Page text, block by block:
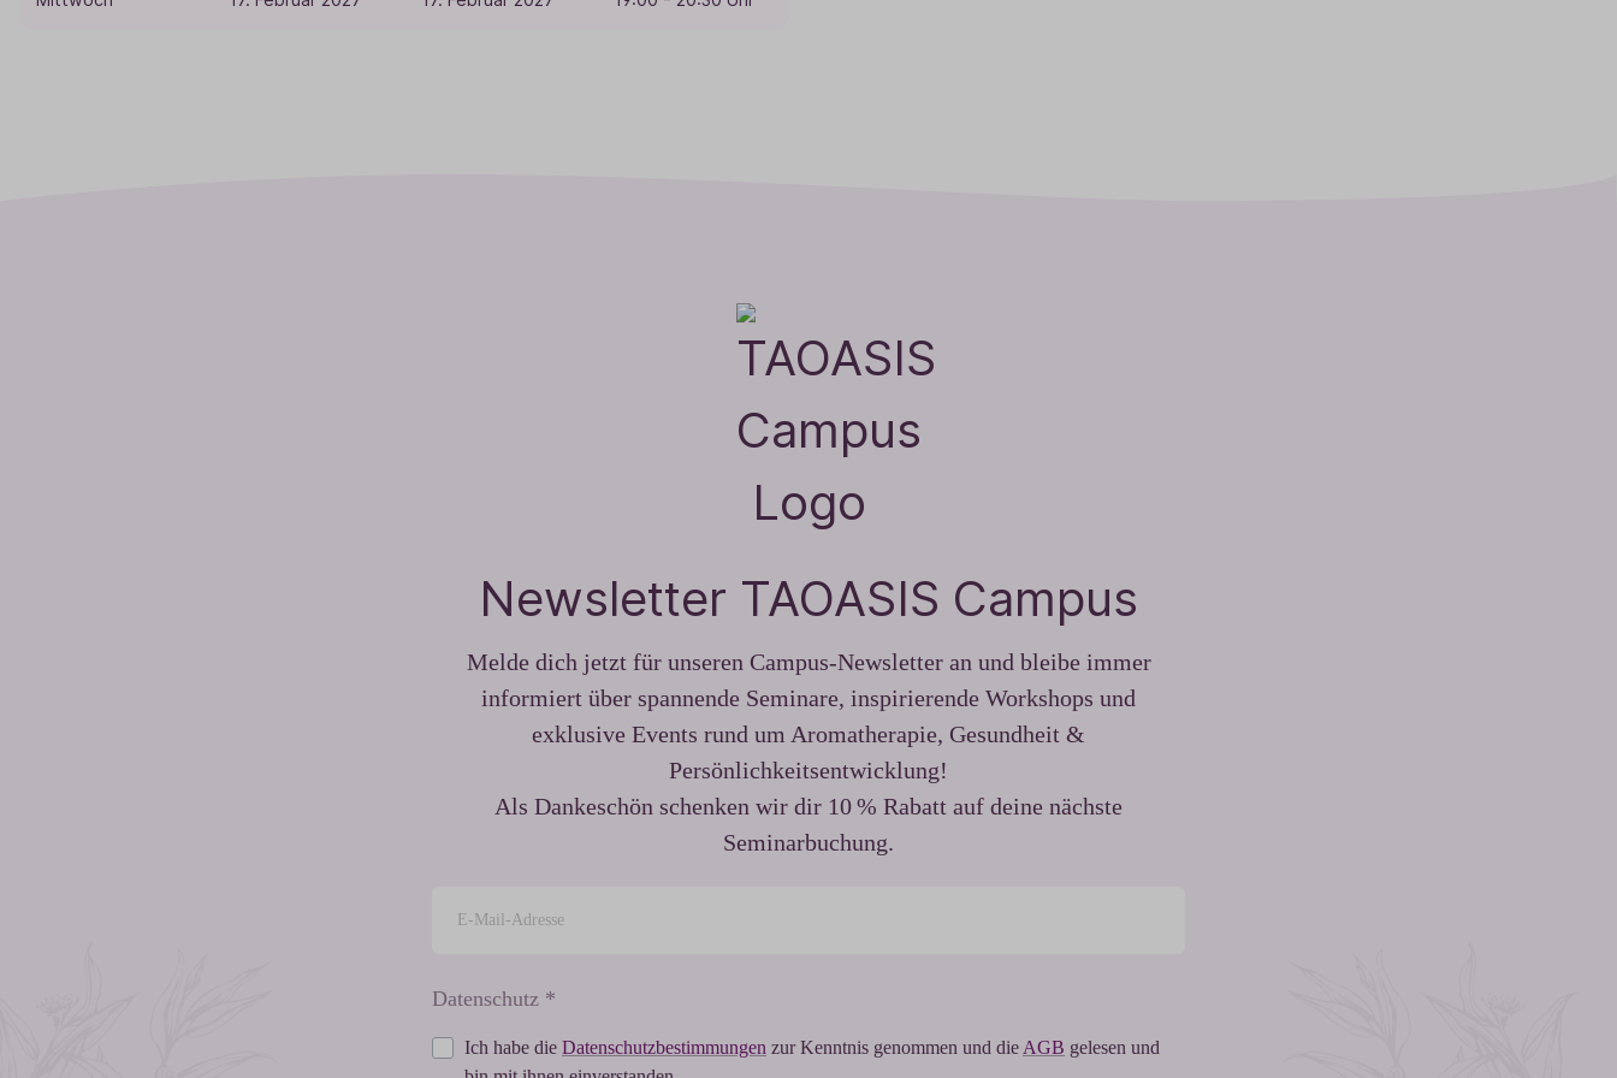
Newsletter TAOASIS Campus
Melde dich jetzt für unseren Campus-Newsletter an und bleibe immer
informiert über spannende Seminare, inspirierende Workshops und
exklusive Events rund um Aromatherapie, Gesundheit &
Persönlichkeitsentwicklung!
Als Dankeschön schenken wir dir 10 % Rabatt auf deine nächste
Seminarbuchung.
Datenschutz *
Ich habe die Datenschutzbestimmungen zur Kenntnis genommen und die AGB gelesen und